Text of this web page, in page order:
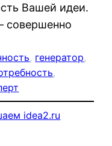
Вашей идеи.
совершенно
, генератор
idea2.ru